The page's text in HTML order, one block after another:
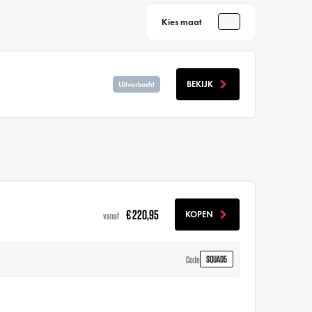
Kies maat
Uitverkocht BEKIJK
vanaf € 220,95 KOPEN
Code SQUAD5